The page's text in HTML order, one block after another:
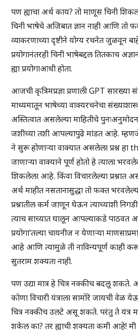
पण ह्याचा अर्थ काय? तो माणूस चिनी
चिनी भाषेचे अजिबात ज्ञान नाही आणि तो
व्याकरणाच्या दृष्टीने योग्य रचनेत जुळवून
प्रयोगानंतरही चिनी भाषेबद्दल तितकाच
ह्या प्रयोगाआधी होता.
आजची कृत्रिमप्रज्ञा प्रणाली GPT सारख्या
माध्यमातून भाषेच्या वाक्यरचनेचा
अस्तित्वात असलेल्या माहितीचे
जशीच्या तशी आपल्यापुढे मांडत आहे. म्हणजे
ने सुरू होणाऱ्या वाक्यात असलेला प्रश्न हा
जाणाऱ्या वाक्याने पूर्ण होतो हे त्याला
शिकलेला आहे. किंवा विचारलेल्या प्रश्नात
अर्थ माहीत नसतानासुद्धा तो फक्त
प्रश्नातील कर्म जाणून घेऊन त्याच्याशी
त्याच साच्यात घालून आपल्याकडे पाठवत
प्रयोगा’तल्या चायनीज न येणाऱ्या
आहे आणि त्यामुळे ती नाविन्यपूर्ण काही
सुतराम शक्यता नाही.
पण उद्या मात्र हे चित्र नक्कीच बदलू
कोणा विचारी यंत्राला सामोरे जायची
चित्र नक्कीच उलटे असू शकते. परंतु ते यंत्र
शकेल का? तर ह्याची शक्यता कमी आहे! मी